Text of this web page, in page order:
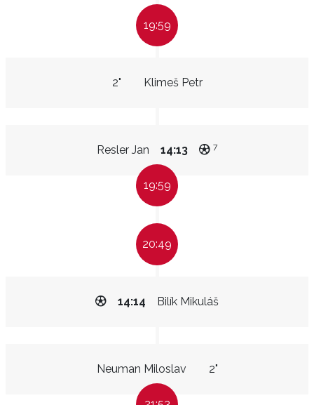
19:59
Klimeš Petr
2"
Resler Jan 14:13 7
19:59
20:49
Bilík Mikuláš
14:14
Neuman Miloslav 2"